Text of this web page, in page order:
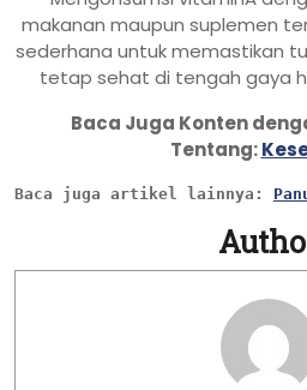
makanan maupun suplemen
sederhana untuk memastikan
tetap sehat di tengah gaya
Baca Juga Konten
Tentang:
Baca juga artikel lainnya: